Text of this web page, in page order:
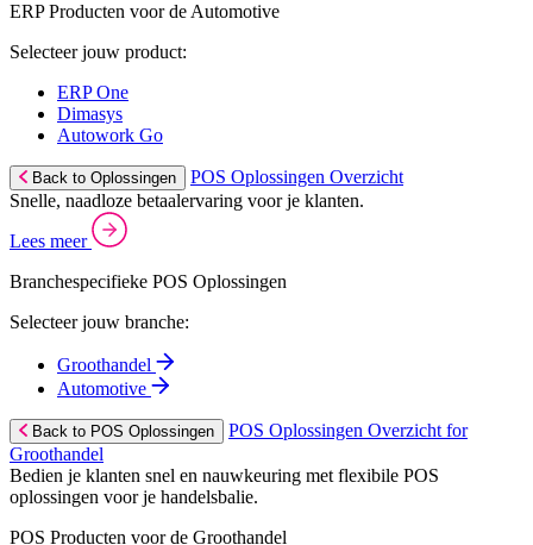
ERP Producten voor de Automotive
Selecteer jouw product:
ERP One
Dimasys
Autowork Go
Back to Oplossingen
POS Oplossingen Overzicht
Snelle, naadloze betaalervaring voor je klanten.
Lees meer
Branchespecifieke POS Oplossingen
Selecteer jouw branche:
Groothandel
Automotive
Back to POS Oplossingen
POS Oplossingen Overzicht for
Groothandel
Bedien je klanten snel en nauwkeuring met flexibile POS
oplossingen voor je handelsbalie.
POS Producten voor de Groothandel